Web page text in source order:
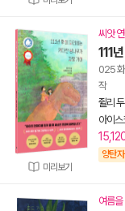
미리보기
씨앗
111
025
작
쥘리
아이스
양탄
여름